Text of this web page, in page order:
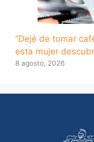
“Dejé de tomar
esta mujer
8 agosto, 2026